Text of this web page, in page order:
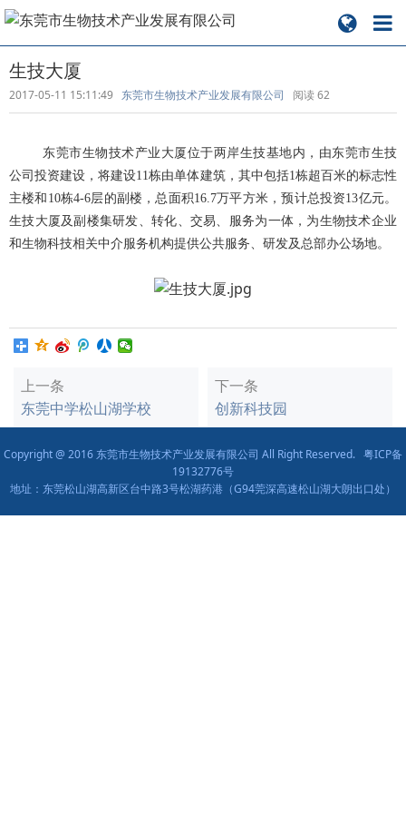
生技大厦
2017-05-11 15:11:49 东莞市生物技术产业发展有限公司 阅读62
东莞市生物技术产业大厦位于两岸生技基地内，由东莞市生技
公司投资建设，将建设11栋由单体建筑，其中包括1栋超百米的标志性
主楼和10栋4-6层的副楼，总面积16.7万平方米，预计总投资13亿元。
生技大厦及副楼集研发、转化、交易、服务为一体，为生物技术企业
和生物科技相关中介服务机构提供公共服务、研发及总部办公场地。
上一条
东莞中学松山湖学校
下一条
创新科技园
Copyright @ 2016 东莞市生物技术产业发展有限公司 All Right Reserved. 粤ICP备
19132776号
地址：东莞松山湖高新区台中路3号松湖药港（G94莞深高速松山湖大朗出口处）